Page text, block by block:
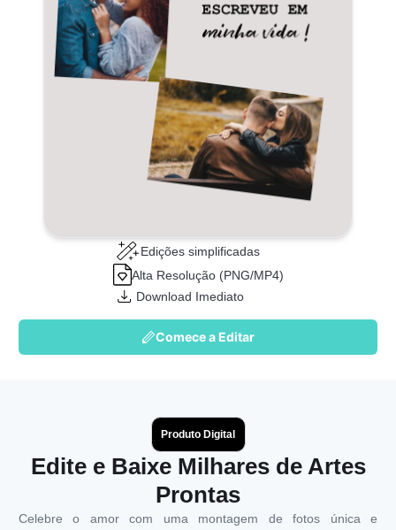
Edições simplificadas
Alta Resolução (PNG/MP4)
Download Imediato
Comece a Editar
Produto Digital
Edite e Baixe Milhares de Artes
Prontas
Celebre o amor com uma montagem de fotos única e